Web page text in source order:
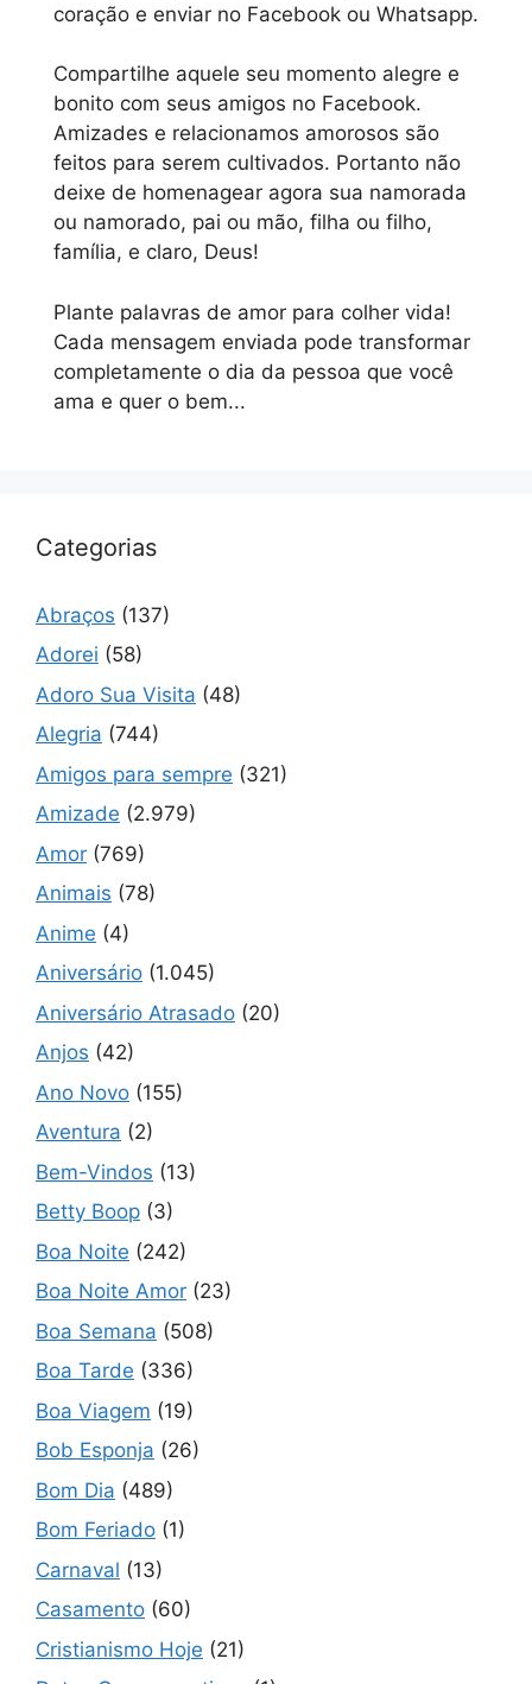
coração e enviar no Facebook ou Whatsapp.
Compartilhe aquele seu momento alegre e
bonito com seus amigos no Facebook.
Amizades e relacionamos amorosos são
feitos para serem cultivados. Portanto não
deixe de homenagear agora sua namorada
ou namorado, pai ou mão, filha ou filho,
família, e claro, Deus!
Plante palavras de amor para colher vida!
Cada mensagem enviada pode transformar
completamente o dia da pessoa que você
ama e quer o bem...
Categorias
Abraços (137)
Adorei (58)
Adoro Sua Visita (48)
Alegria (744)
Amigos para sempre (321)
Amizade (2.979)
Amor (769)
Animais (78)
Anime (4)
Aniversário (1.045)
Aniversário Atrasado (20)
Anjos (42)
Ano Novo (155)
Aventura (2)
Bem-Vindos (13)
Betty Boop (3)
Boa Noite (242)
Boa Noite Amor (23)
Boa Semana (508)
Boa Tarde (336)
Boa Viagem (19)
Bob Esponja (26)
Bom Dia (489)
Bom Feriado (1)
Carnaval (13)
Casamento (60)
Cristianismo Hoje (21)